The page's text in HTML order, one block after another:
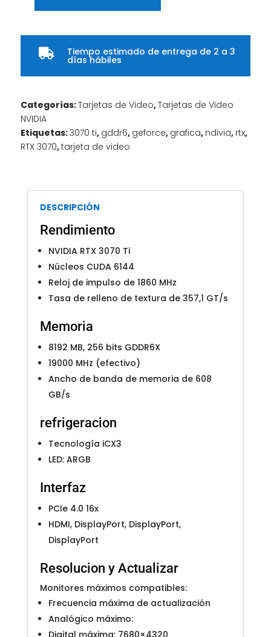
Geforce
3070TI
FTW3
ULTRA
ICX3
cantidad
 Tiempo estimado de entrega de 2 a 3
días hábiles
Categorías:Tarjetas de Video,Tarjetas de Video
NVIDIA
Etiquetas:3070 ti, gddr6, geforce, grafica, ndivia, rtx,
RTX 3070,tarjeta de video
DESCRIPCIÓN
Rendimiento
NVIDIA RTX 3070 Ti
Núcleos CUDA 6144
Reloj de impulso de 1860 MHz
Tasa de relleno de textura de 357,1 GT/s
Memoria
8192 MB, 256 bits GDDR6X
19000 MHz (efectivo)
Ancho de banda de memoria de 608
GB/s
refrigeracion
Tecnología iCX3
LED: ARGB
Interfaz
PCIe 4.0 16x
HDMI, DisplayPort, DisplayPort,
DisplayPort
Resolucion y Actualizar
Monitores máximos compatibles:
Frecuencia máxima de actualización
Analógico máximo:
Digital máxima: 7680×4320